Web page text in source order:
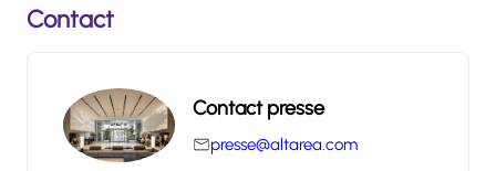
Contact
Contact presse
presse@altarea.com